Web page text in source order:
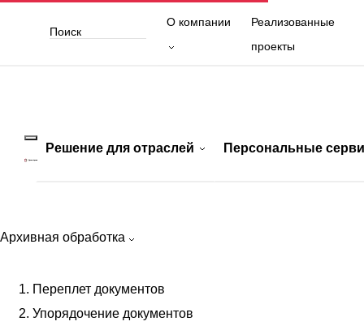
О компании
Реализованные
проекты
Решение для отраслей Персональные
Архивная обработка
Переплет документов
Упорядочение документов
Юридические компании
Культура и СМИ